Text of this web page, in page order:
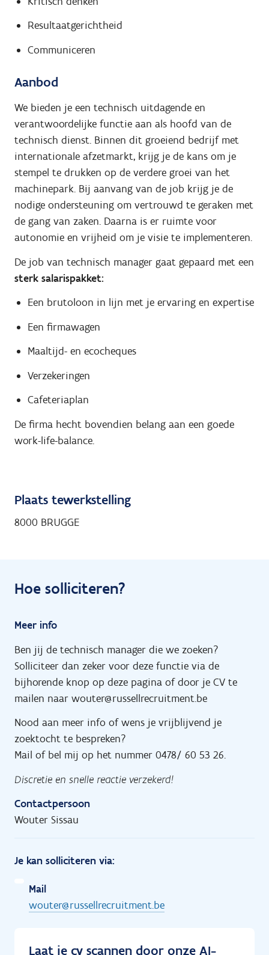
Resultaatgerichtheid
Communiceren
Aanbod
We bieden je een technisch uitdagende en
verantwoordelijke functie aan als hoofd van de
technisch dienst. Binnen dit groeiend bedrijf met
internationale afzetmarkt, krijg je de kans om je
stempel te drukken op de verdere groei van het
machinepark. Bij aanvang van de job krijg je de
nodige ondersteuning om vertrouwd te geraken met
de gang van zaken. Daarna is er ruimte voor
autonomie en vrijheid om je visie te implementeren.
De job van technisch manager gaat gepaard met een
sterk salarispakket:
Een brutoloon in lijn met je ervaring en expertise
Een firmawagen
Maaltijd- en ecocheques
Verzekeringen
Cafeteriaplan
De firma hecht bovendien belang aan een goede
work-life-balance.
Plaats tewerkstelling
8000 BRUGGE
Hoe solliciteren?
Meer info
Ben jij de technisch manager die we zoeken?
Solliciteer dan zeker voor deze functie via de
bijhorende knop op deze pagina of door je CV te
mailen naar wouter@russellrecruitment.be
Nood aan meer info of wens je vrijblijvend je
zoektocht te bespreken?
Mail of bel mij op het nummer 0478/ 60 53 26.
Discretie en snelle reactie verzekerd!
Contactpersoon
Wouter Sissau
Je kan solliciteren via:
Mail
wouter@russellrecruitment.be
Laat je cv scannen door onze AI-